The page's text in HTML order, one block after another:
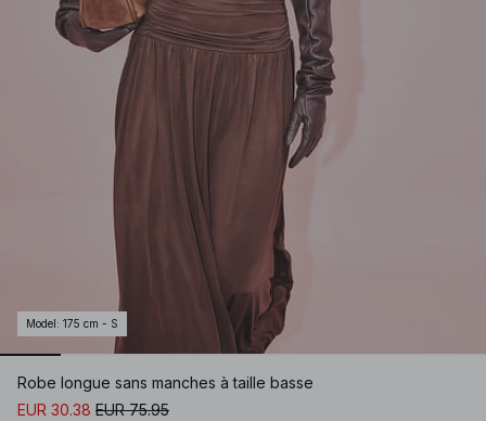
Model : 175 cm - S
Robe longue sans manches à taille basse
EUR 30.38 EUR 75.95